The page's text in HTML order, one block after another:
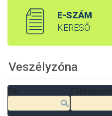
E-SZÁM
KERESŐ
Veszélyzóna